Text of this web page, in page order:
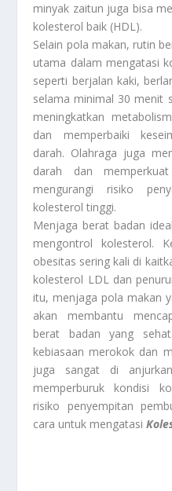
minyak zaitun juga bisa
kolesterol baik (HDL).
Selain pola makan, rutin
utama dalam mengatasi
seperti berjalan kaki,
selama minimal 30 menit
meningkatkan
dan memperbaiki
darah. Olahraga juga
darah dan
mengurangi risiko
kolesterol tinggi.
Menjaga berat badan
mengontrol kolesterol.
obesitas sering kali di
kolesterol LDL dan
itu, menjaga pola makan
akan membantu
berat badan yang
kebiasaan merokok dan
juga sangat di
memperburuk kondisi
risiko penyempitan
cara untuk mengatasi